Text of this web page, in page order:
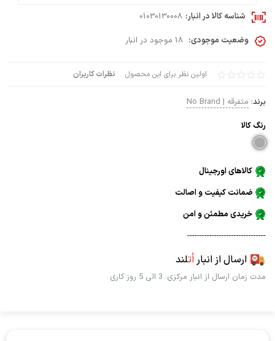
اولین نظر برای این محصول نظرات کاربران
برند: متفرقه | No Brand
رنگ كالا
کالاهای اورجینال
ضمانت کیفیت و اصالت
خریدی مطمئن و امن
--------------------------------
ارسال از انباراُتلند
مدت زمان ارسال از انبار مرکزی: 3 الی 5 روز کاری
شناسه کالا در انبار: 01030130008
وضعیت موجودی: 18 موجود در انبار